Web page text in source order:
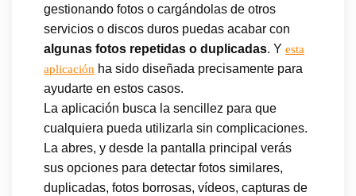
gestionando fotos o cargándolas de otros
servicios o discos duros puedas acabar con
algunas fotos repetidas o duplicadas. Y esta
aplicación ha sido diseñada precisamente para
ayudarte en estos casos.
La aplicación busca la sencillez para que
cualquiera pueda utilizarla sin complicaciones.
La abres, y desde la pantalla principal verás
sus opciones para detectar fotos similares,
duplicadas, fotos borrosas, vídeos, capturas de